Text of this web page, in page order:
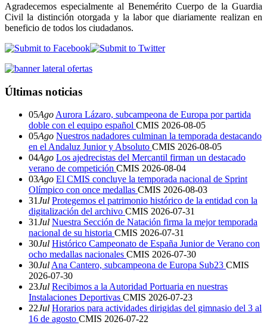
Agradecemos especialmente al Benemérito Cuerpo de la Guardia
Civil la distinción otorgada y la labor que diariamente realizan en
beneficio de todos los ciudadanos.
Últimas noticias
05Ago Aurora Lázaro, subcampeona de Europa por partida
doble con el equipo español CMIS 2026-08-05
05Ago Nuestros nadadores culminan la temporada destacando
en el Andaluz Junior y Absoluto CMIS 2026-08-05
04Ago Los ajedrecistas del Mercantil firman un destacado
verano de competición CMIS 2026-08-04
03Ago El CMIS concluye la temporada nacional de Sprint
Olímpico con once medallas CMIS 2026-08-03
31Jul Protegemos el patrimonio histórico de la entidad con la
digitalización del archivo CMIS 2026-07-31
31Jul Nuestra Sección de Natación firma la mejor temporada
nacional de su historia CMIS 2026-07-31
30Jul Histórico Campeonato de España Junior de Verano con
ocho medallas nacionales CMIS 2026-07-30
30Jul Ana Cantero, subcampeona de Europa Sub23 CMIS
2026-07-30
23Jul Recibimos a la Autoridad Portuaria en nuestras
Instalaciones Deportivas CMIS 2026-07-23
22Jul Horarios para actividades dirigidas del gimnasio del 3 al
16 de agosto CMIS 2026-07-22